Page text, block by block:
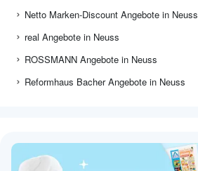
Netto Marken-Discount Angebote in Neuss
real Angebote in Neuss
ROSSMANN Angebote in Neuss
Reformhaus Bacher Angebote in Neuss